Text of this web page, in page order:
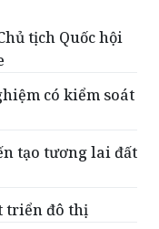
tịch Quốc hội
có kiểm soát
tạo tương lai đất